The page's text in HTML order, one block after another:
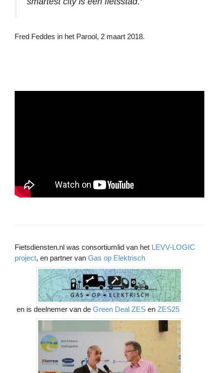
Fred Feddes in het Parool, 2 maart 2018.
Fietsdiensten.nl was consortiumlid van het LEVV-LOGIC
project, en partner van Gas op Elektrisch
en is deelnemer van de Green Deal ZES en ZES25